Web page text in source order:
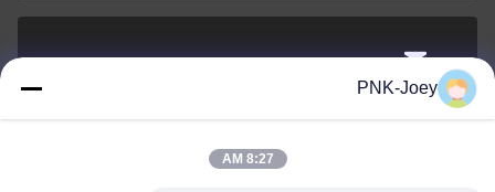
البريد
xianzhihao@gzxingchao.infoPNK-Joey
8:27 AM